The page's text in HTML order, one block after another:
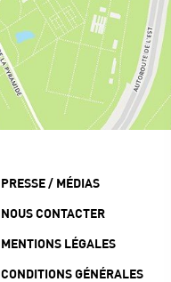
PRESSE / MÉDIAS
NOUS CONTACTER
MENTIONS LÉGALES
CONDITIONS GÉNÉRALES